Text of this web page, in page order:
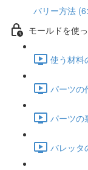
バリー方法
モールドを使
使う材料
パーツの
パーツの
バレッタ